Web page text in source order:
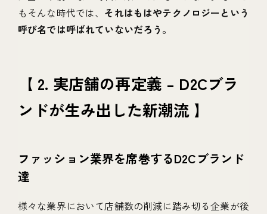
もそんな時代では、 それはもはやテクノロジーという
呼び名では呼ばれていないだろう。
【 2. 実店舗の再定義 – D2Cブラ
ンドが生み出した新潮流 】
ファッション業界を席巻するD2Cブランド
達
様々な業界において店舗数の削減に踏み切る企業が後